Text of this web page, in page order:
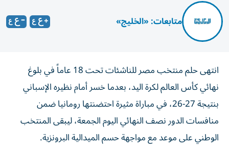
متابعات: «الخليج»
انتهى حلم منتخب مصر للناشئات تحت 18 عاماً في بلوغ
نهائي كأس العالم لكرة اليد، بعدما خسر أمام نظيره الإسباني
بنتيجة 27-26، في مباراة مثيرة احتضنتها رومانيا ضمن
منافسات الدور نصف النهائي اليوم الجمعة، ليبقى المنتخب
الوطني على موعد مع مواجهة حسم الميدالية البرونزية.